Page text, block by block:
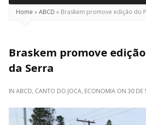
Home »ABCD » Braskem promove edição do
Braskem promove
da Serra
IN ABCD, CANTO DO JOCA, ECONOMIA ON 30 DE